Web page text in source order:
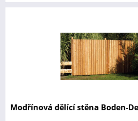
Modřínová dělící stěna Boden-